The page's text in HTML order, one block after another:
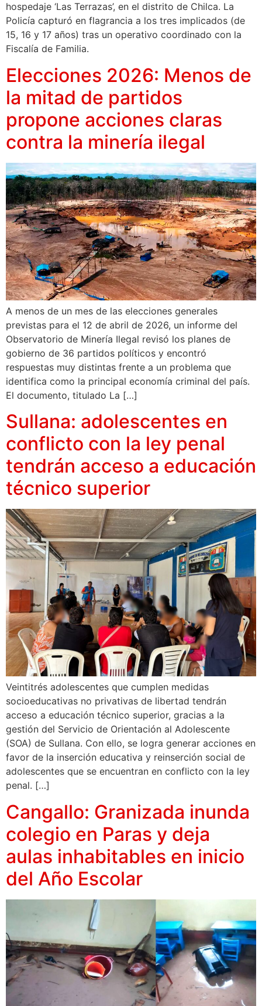
hospedaje ‘Las Terrazas’, en el distrito de Chilca. La
Policía capturó en flagrancia a los tres implicados (de
15, 16 y 17 años) tras un operativo coordinado con la
Fiscalía de Familia.
Elecciones 2026: Menos de
la mitad de partidos
propone acciones claras
contra la minería ilegal
A menos de un mes de las elecciones generales
previstas para el 12 de abril de 2026, un informe del
Observatorio de Minería Ilegal revisó los planes de
gobierno de 36 partidos políticos y encontró
respuestas muy distintas frente a un problema que
identifica como la principal economía criminal del país.
El documento, titulado La […]
Sullana: adolescentes en
conflicto con la ley penal
tendrán acceso a educación
técnico superior
Veintitrés adolescentes que cumplen medidas
socioeducativas no privativas de libertad tendrán
acceso a educación técnico superior, gracias a la
gestión del Servicio de Orientación al Adolescente
(SOA) de Sullana. Con ello, se logra generar acciones en
favor de la inserción educativa y reinserción social de
adolescentes que se encuentran en conflicto con la ley
penal. […]
Cangallo: Granizada inunda
colegio en Paras y deja
aulas inhabitables en inicio
del Año Escolar